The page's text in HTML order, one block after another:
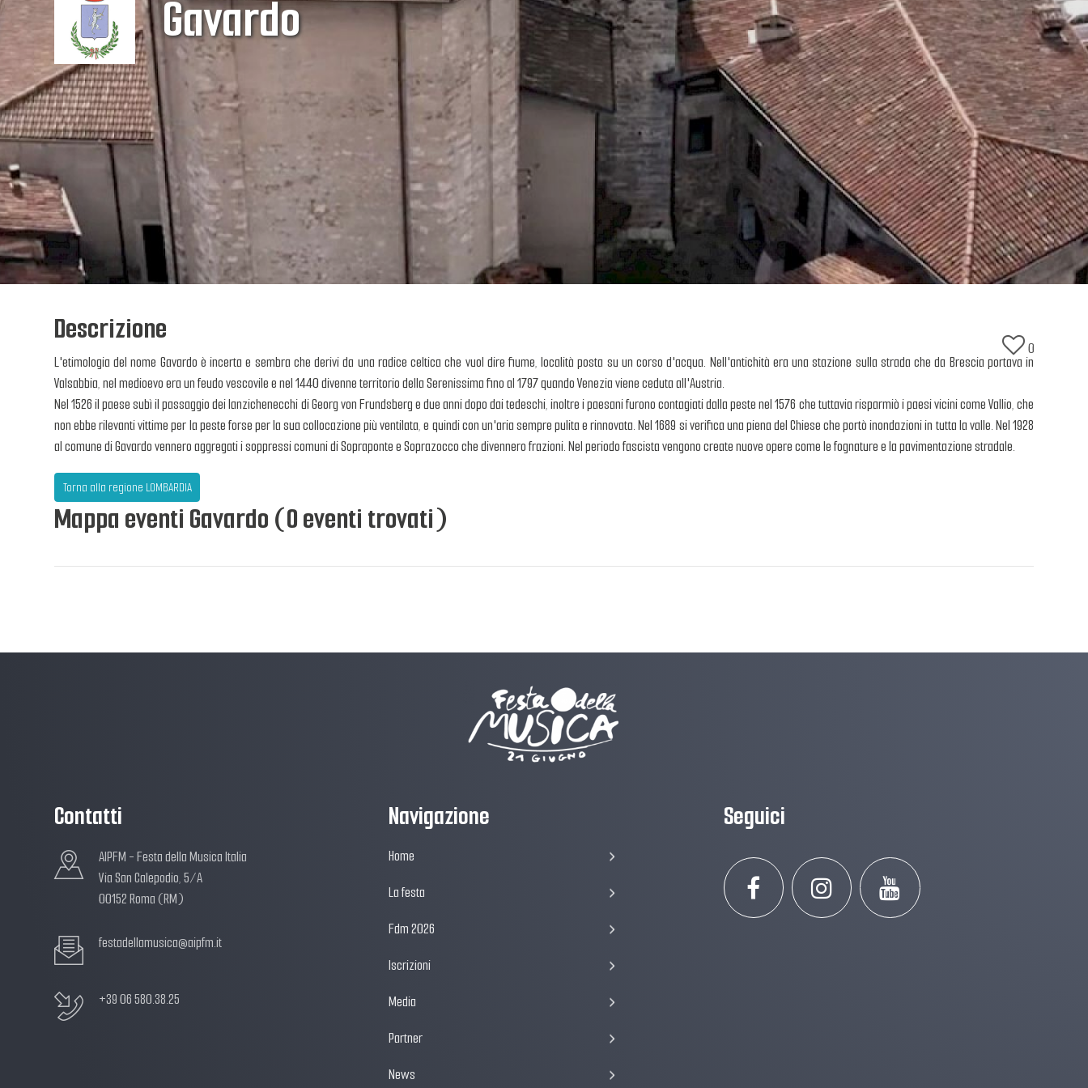
Gavardo
Descrizione
0
L'etimologia del nome Gavardo è incerta e sembra che derivi da una radice celtica che vuol dire fiume, località posta su un corso d'acqua. Nell'antichità era una stazione sulla strada che da Brescia portava in
Valsabbia, nel medioevo era un feudo vescovile e nel 1440 divenne territorio della Serenissima fino al 1797 quando Venezia viene ceduta all'Austria.
Nel 1526 il paese subì il passaggio dei lanzichenecchi di Georg von Frundsberg e due anni dopo dai tedeschi, inoltre i paesani furono contagiati dalla peste nel 1576 che tuttavia risparmiò i paesi vicini come Vallio, che
non ebbe rilevanti vittime per la peste forse per la sua collocazione più ventilata, e quindi con un'aria sempre pulita e rinnovata. Nel 1689 si verifica una piena del Chiese che portò inondazioni in tutta la valle. Nel 1928
al comune di Gavardo vennero aggregati i soppressi comuni di Sopraponte e Soprazocco che divennero frazioni. Nel periodo fascista vengono create nuove opere come le fognature e la pavimentazione stradale.
Torna alla regione LOMBARDIA
Mappa eventi Gavardo (0 eventi trovati)
Contatti
AIPFM - Festa della Musica Italia
Via San Calepodio, 5/A
00152 Roma (RM)
festadellamusica@aipfm.it
+39 06 580.38.25
Navigazione
Home
La festa
Fdm 2026
Iscrizioni
Media
Partner
News
Seguici